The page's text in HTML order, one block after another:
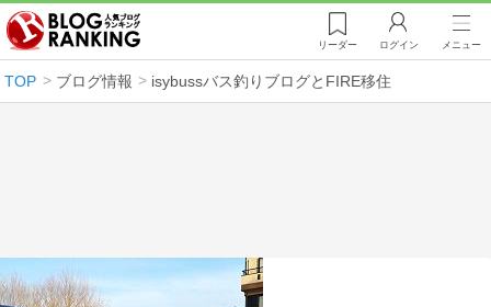
リーダー ログイン メニュー
TOP ブログ情報 isybussバス釣りブログとFIRE移住